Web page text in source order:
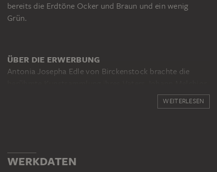
bereits die Erdtöne Ocker und Braun und ein wenig
Grün.
ÜBER DIE ERWERBUNG
Antonia Josepha Edle von Birckenstock brachte die
Ritter und Edler von Birckenstock um 1800 ein in ihre
Ehe mit dem Frankfurter Franz Brentano. Die Sammlung
Großkaufmann und Vorsitzenden der Stadtverordneten-
Versammlung Anton Theodor Brentano-Toccia
WEITERLESEN
WERKDATEN